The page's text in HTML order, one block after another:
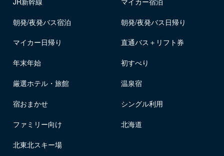
朝発/夜発バス宿泊 朝発/夜発バス日帰り
マイカー日帰り 直通バス＋リフト券
年末年始 初すべり
厳選ホテル・旅館 温泉宿
宿おまかせ シングル利用
ファミリー向け 北海道
北東北スキー場